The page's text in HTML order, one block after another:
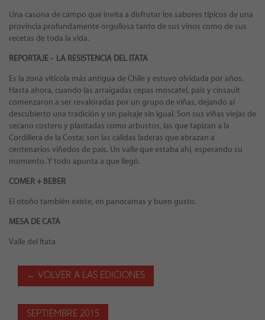
Una casona de campo que invita a disfrutar los sabores típicos de una
provincia profundamente orgullosa tanto de sus vinos como de sus
recetas de toda la vida.
REPORTAJE - LA RESISTENCIA DEL ITATA
Es la zona vitícola más antigua de Chile y estuvo olvidada por años.
Hasta ahora, cuando las arraigadas cepas moscatel, país y cinsault
comenzaron a ser revaloradas por un grupo de viñas, dejando al
descubierto una tradición y un paisaje sin igual. Son sus viñas viejas de
secano costero y plantadas como arbustos, las que tapizan a la
Cordillera de la Costa; son las cálidas laderas que abrazan a
centenarios viñedos de país. Un valle que estaba ahí, esperando su
momento. Y todo apunta a que llegó.
COMER + BEBER
El otoño también existe, en panoramas y buen gusto.
MESA DE CATA
Valle del Itata
← VOLVER A LAS EDICIONES
SEPTIEMBRE 2015